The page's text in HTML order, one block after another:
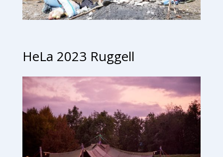
HeLa 2023 Ruggell